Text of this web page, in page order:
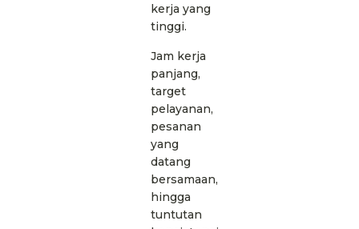
kerja yang
tinggi.
Jam kerja
panjang,
target
pelayanan,
pesanan
yang
datang
bersamaan,
hingga
tuntutan